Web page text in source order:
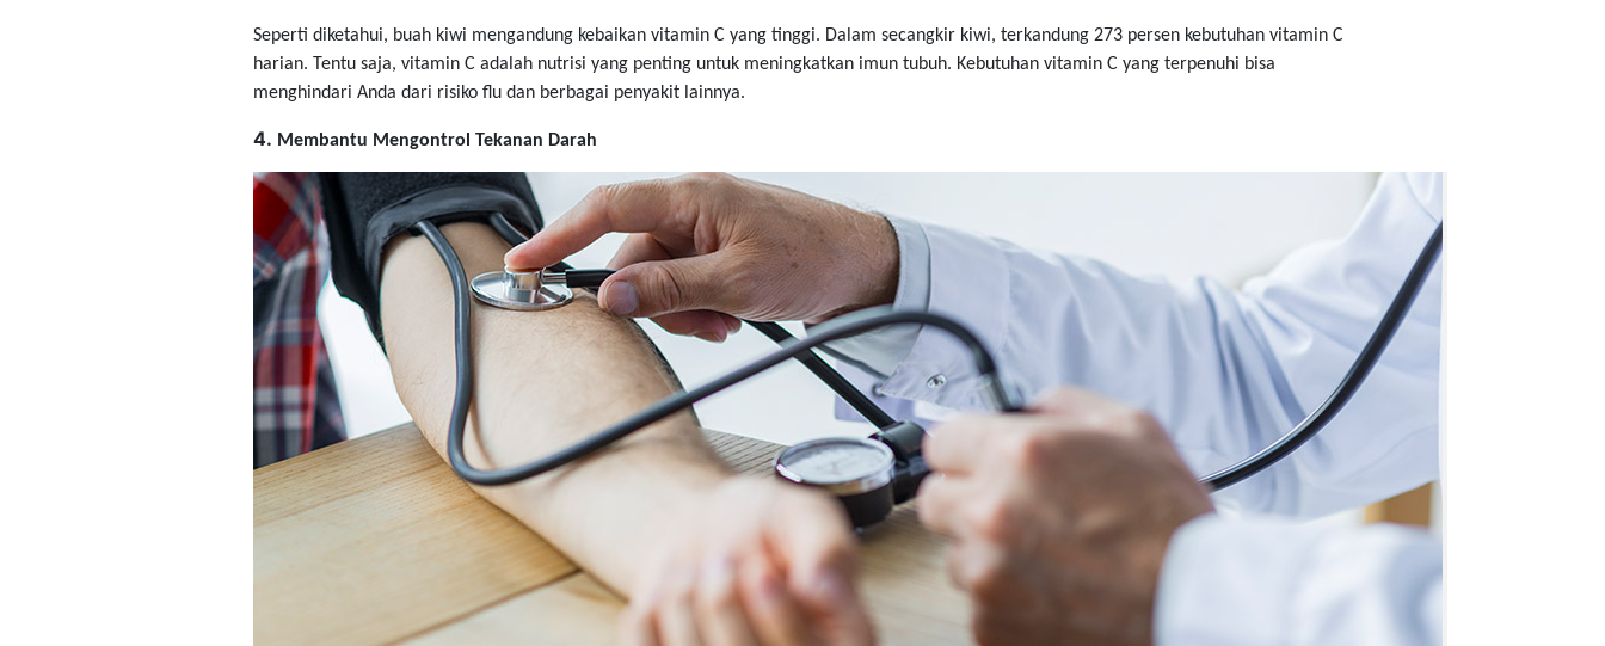
Seperti diketahui, buah kiwi mengandung kebaikan vitamin C yang tinggi. Dalam secangkir kiwi, terkandung 273 persen kebutuhan vitamin C
harian. Tentu saja, vitamin C adalah nutrisi yang penting untuk meningkatkan imun tubuh. Kebutuhan vitamin C yang terpenuhi bisa
menghindari Anda dari risiko flu dan berbagai penyakit lainnya.
4. Membantu Mengontrol Tekanan Darah